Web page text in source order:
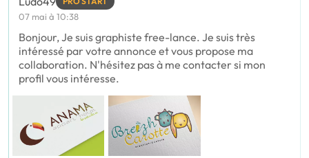
07 mai à 10:38
Bonjour, Je suis graphiste free-lance. Je suis très
intéressé par votre annonce et vous propose ma
collaboration. N'hésitez pas à me contacter si mon
profil vous intéresse.